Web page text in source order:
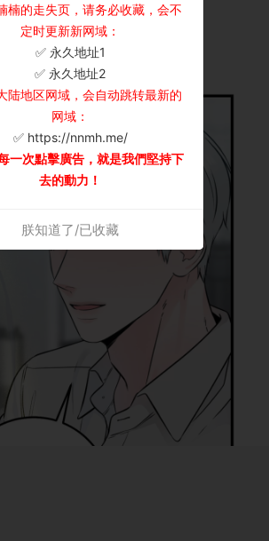
楠的走失页，请务必收藏，会不
定时更新新网域：
✅ 永久地址1
✅ 永久地址2
陆地区网域，会自动跳转最新的
网域：
✅ https://nnmh.me/
一次點擊廣告，就是我們堅持下
去的動力！
朕知道了/已收藏